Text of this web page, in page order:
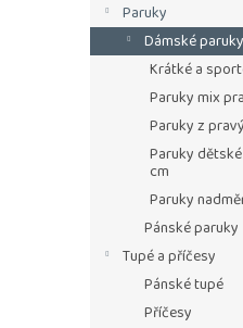
a
n
Paruky
Dámské paruky
Krátké a
Paruky mix
Paruky z
Paruky
cm
Paruky
Pánské paruky
Tupé a příčesy
Pánské tupé
Příčesy